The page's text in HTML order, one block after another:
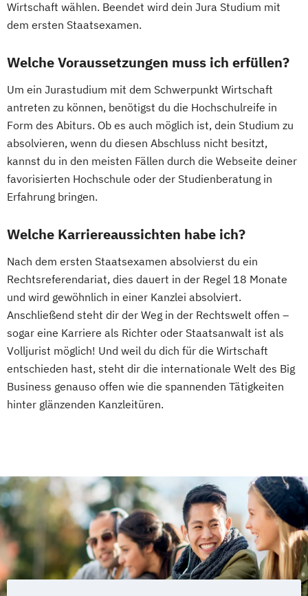
Wirtschaft wählen. Beendet wird dein Jura Studium mit
dem ersten Staatsexamen.
Welche Voraussetzungen muss ich erfüllen?
Um ein Jurastudium mit dem Schwerpunkt Wirtschaft
antreten zu können, benötigst du die Hochschulreife in
Form des Abiturs. Ob es auch möglich ist, dein Studium zu
absolvieren, wenn du diesen Abschluss nicht besitzt,
kannst du in den meisten Fällen durch die Webseite deiner
favorisierten Hochschule oder der Studienberatung in
Erfahrung bringen.
Welche Karriereaussichten habe ich?
Nach dem ersten Staatsexamen absolvierst du ein
Rechtsreferendariat, dies dauert in der Regel 18 Monate
und wird gewöhnlich in einer Kanzlei absolviert.
Anschließend steht dir der Weg in der Rechtswelt offen –
sogar eine Karriere als Richter oder Staatsanwalt ist als
Volljurist möglich! Und weil du dich für die Wirtschaft
entschieden hast, steht dir die internationale Welt des Big
Business genauso offen wie die spannenden Tätigkeiten
hinter glänzenden Kanzleitüren.